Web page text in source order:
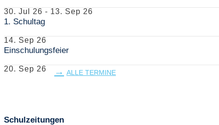
30. Jul 26 - 13. Sep 26
1. Schultag
14. Sep 26
Einschulungsfeier
20. Sep 26 ALLE TERMINE
Schulzeitungen